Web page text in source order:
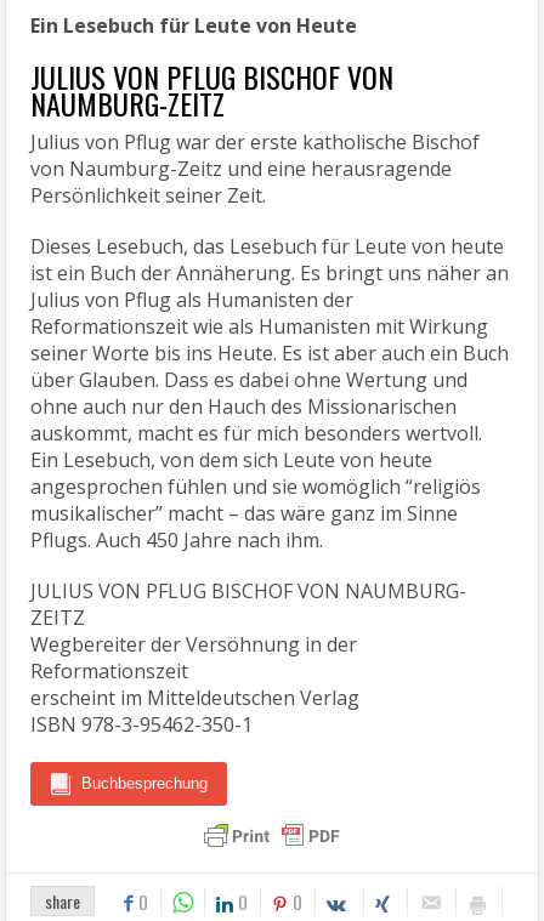
Ein Lesebuch für Leute von Heute
JULIUS VON PFLUG BISCHOF VON
NAUMBURG-ZEITZ
Julius von Pflug war der erste katholische Bischof
von Naumburg-Zeitz und eine herausragende
Persönlichkeit seiner Zeit.
Dieses Lesebuch, das Lesebuch für Leute von heute
ist ein Buch der Annäherung. Es bringt uns näher an
Julius von Pflug als Humanisten der
Reformationszeit wie als Humanisten mit Wirkung
seiner Worte bis ins Heute. Es ist aber auch ein Buch
über Glauben. Dass es dabei ohne Wertung und
ohne auch nur den Hauch des Missionarischen
auskommt, macht es für mich besonders wertvoll.
Ein Lesebuch, von dem sich Leute von heute
angesprochen fühlen und sie womöglich “religiös
musikalischer” macht – das wäre ganz im Sinne
Pflugs. Auch 450 Jahre nach ihm.
JULIUS VON PFLUG BISCHOF VON NAUMBURG-
ZEITZ
Wegbereiter der Versöhnung in der
Reformationszeit
erscheint im Mitteldeutschen Verlag
ISBN 978-3-95462-350-1
Buchbesprechung
share 0 0 0